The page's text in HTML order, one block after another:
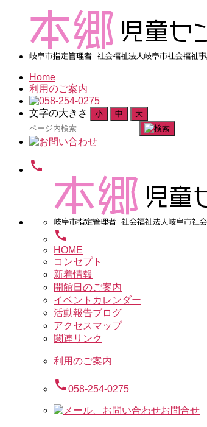
Home
利用のご案内
文字の大きさ 小 中 大
検
索
象:
call
call
HOME
コンセプト
新着情報
開館日のご案内
イベントカレンダー
活動報告ブログ
アクセスマップ
関連リンク
利用のご案内
call058-254-0275
お問合せ